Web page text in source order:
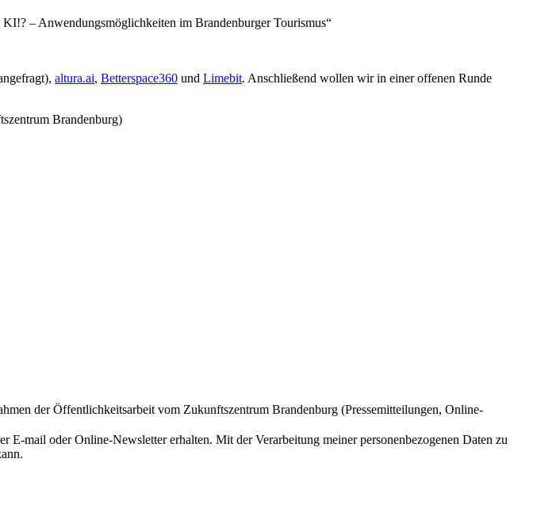
– Anwendungsmöglichkeiten im Brandenburger Tourismus“
altura.ai, Betterspace360 und Limebit. Anschließend wollen wir in einer offenen Runde
Brandenburg)
der Öffentlichkeitsarbeit vom Zukunftszentrum Brandenburg (Pressemitteilungen, Online-
mail oder Online-Newsletter erhalten. Mit der Verarbeitung meiner personenbezogenen Daten zu